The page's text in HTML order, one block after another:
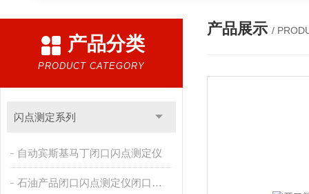
产品分类
PRODUCT CATEGORY
闪点测定系列
自动宾斯基马丁闭口闪点测定仪
石油产品闭口闪点测定仪闭口杯法
产品展示 /